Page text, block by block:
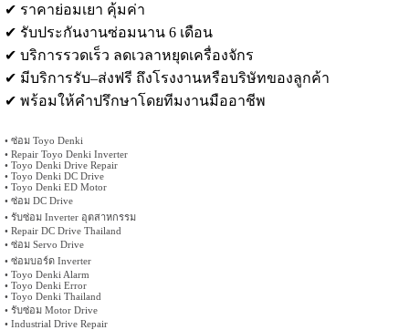
✔ ราคาย่อมเยา คุ้มค่า
✔ รับประกันงานซ่อมนาน 6 เดือน
✔ บริการรวดเร็ว ลดเวลาหยุดเครื่องจักร
✔ มีบริการรับ–ส่งฟรี ถึงโรงงานหรือบริษัทของลูกค้า
✔ พร้อมให้คำปรึกษาโดยทีมงานมืออาชีพ
• ซ่อม Toyo Denki
• Repair Toyo Denki Inverter
• Toyo Denki Drive Repair
• Toyo Denki DC Drive
• Toyo Denki ED Motor
• ซ่อม DC Drive
• รับซ่อม Inverter อุตสาหกรรม
• Repair DC Drive Thailand
• ซ่อม Servo Drive
• ซ่อมบอร์ด Inverter
• Toyo Denki Alarm
• Toyo Denki Error
• Toyo Denki Thailand
• รับซ่อม Motor Drive
• Industrial Drive Repair